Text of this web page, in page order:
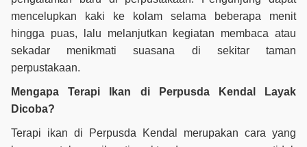
mencelupkan kaki ke kolam selama beberapa menit
hingga puas, lalu melanjutkan kegiatan membaca atau
sekadar menikmati suasana di sekitar taman
perpustakaan.
Mengapa Terapi Ikan di Perpusda Kendal Layak
Dicoba?
Terapi ikan di Perpusda Kendal merupakan cara yang